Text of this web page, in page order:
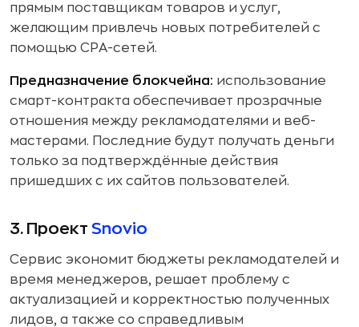
прямым поставщикам товаров и услуг,
желающим привлечь новых потребителей с
помощью CPA-сетей.
Предназначение блокчейна: использование
смарт-контракта обеспечивает прозрачные
отношения между рекламодателями и веб-
мастерами. Последние будут получать деньги
только за подтверждённые действия
пришедших с их сайтов пользователей.
3. Проект Snovio
Сервис экономит бюджеты рекламодателей и
время менеджеров, решает проблему с
актуализацией и корректностью полученных
лидов, а также со справедливым